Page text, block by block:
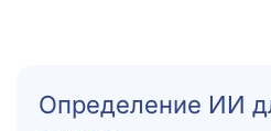
Определение ИИ